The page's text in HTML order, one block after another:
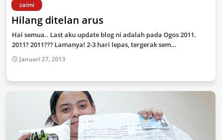
zaimi
Hilang ditelan arus
Hai semua.. Last aku update blog ni adalah pada Ogos 2011.
2011? 2011??? Lamanya! 2-3 hari lepas, tergerak sem…
Januari 27, 2013